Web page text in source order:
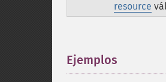
resource
Ejemplos